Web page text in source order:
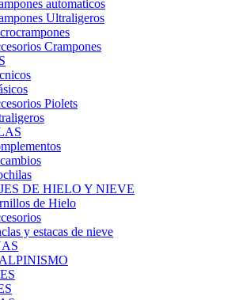
automaticos
Ultraligeros
Crampones
Piolets
DE HIELO Y NIEVE
de Hielo
y estacas de nieve